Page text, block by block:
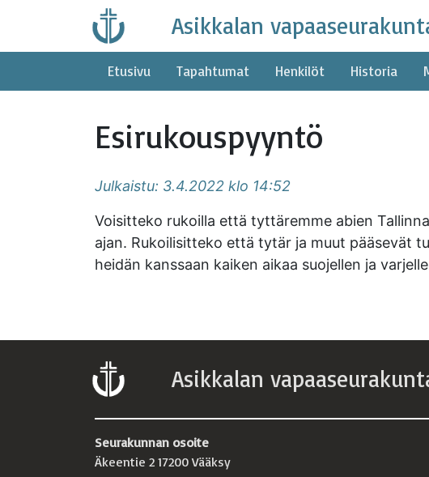
content
Asikkalan
Etusivu Tapahtumat Henkilöt Historia
Esirukouspyyntö
Julkaistu: 3.4.2022 klo 14:52
Voisitteko rukoilla että tyttäremme abien
ajan. Rukoilisitteko että tytär ja muut pääsevät
heidän kanssaan kaiken aikaa suojellen ja
Asikkalan
Seurakunnan osoite
Äkeentie 2 17200 Vääksy